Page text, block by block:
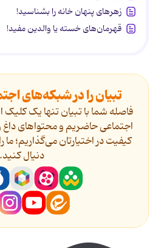
زهرهای پنهان خانه را بشناسید!
قهرمان‌های خسته یا والدین مفید!
تبیان را در شبکه‌های
فاصله شما با تبیان تنها یک
اجتماعی حاضریم و محتواهای داغ
کیفیت در اختیارتان می‌گذاریم؛
دنیال کنید.